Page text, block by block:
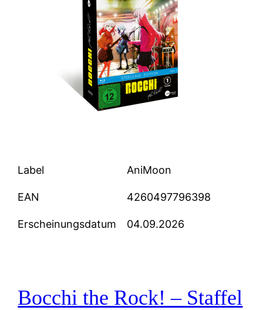
Label AniMoon
EAN 4260497796398
Erscheinungsdatum 04.09.2026
Bocchi the Rock! – Staffel